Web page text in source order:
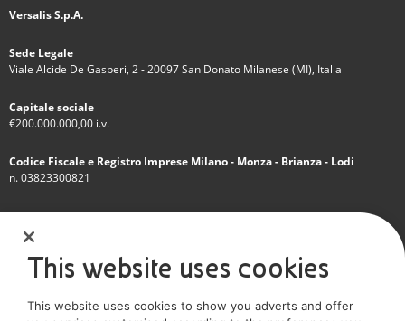
Versalis S.p.A.
Sede Legale
Viale Alcide De Gasperi, 2 - 20097 San Donato Milanese (MI), Italia
Capitale sociale
€200.000.000,00 i.v.
Codice Fiscale e Registro Imprese Milano - Monza - Brianza - Lodi
n. 03823300821
Partita IVA
IT 01768800748 - R.E.A. Milano n.1351279
Società soggetta all'attività di direzione e coordinamento dell'Eni S.p.A.
Società con unico socio
This website uses cookies
This website uses cookies to show you adverts and offer